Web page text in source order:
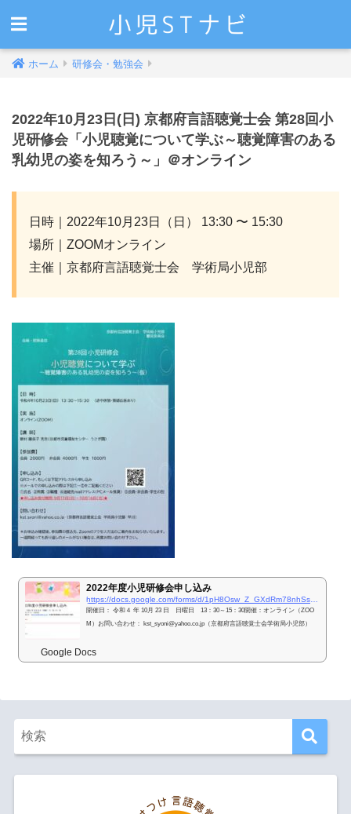
ホーム 研修会・勉強会
2022年10月23日(日) 京都府言語聴覚士会 第28回小
児研修会「小児聴覚について学ぶ～聴覚障害のある
乳幼児の姿を知ろう～」＠オンライン
日時｜2022年10月23日（日） 13:30 〜 15:30
場所｜ZOOMオンライン
主催｜京都府言語聴覚士会 学術局小児部
2022年度小児研修会申し込み
開催日： 令和４ 年 10月 23 日 日曜日 13：30～15：30開催：オンライン（ZOO
M）お問い合わせ： kst_syoni@yahoo.co.jp（京都府言語聴覚士会学術局小児部）
Google Docs